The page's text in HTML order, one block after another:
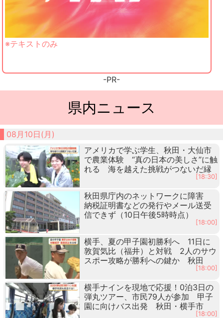
※テキストのみ
-PR-
県内ニュース
08月10日(月)
アメリカで学ぶ学生、秋田・大仙市
で農業体験 “真の日本の美しさ”に触
れる 海を越えた挑戦がつないだ縁
[18:30]
秋田県庁内のネットワークに障害
納税証明書などの発行やメール送受
信できず（10日午後5時時点）
[18:00]
横手、夏の甲子園初勝利へ 11日に
敦賀気比（福井）と対戦 2人のサウ
スポー攻略が勝利への鍵か 秋田
[18:00]
横手ナインを現地で応援！0泊3日の
弾丸ツアー、市民79人が参加 甲子
園に向けバス出発 秋田・横手市
[18:00]